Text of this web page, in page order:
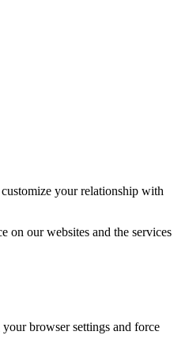
your relationship with
on our websites and the services
browser settings and force